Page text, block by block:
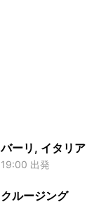
バーリ, イタリア
19:00 出発
クルージング